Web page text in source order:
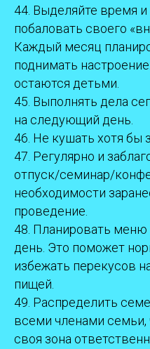
44. Выделяйте время
побаловать своего
Каждый месяц
поднимать
остаются детьми.
45. Выполнять дела
на следующий день.
46. Не кушать хотя бы
47. Регулярно и
отпуск/семинар/
необходимости
проведение.
48. Планировать
день. Это поможет
избежать перекусов
пищей.
49. Распределить
всеми членами
своя зона